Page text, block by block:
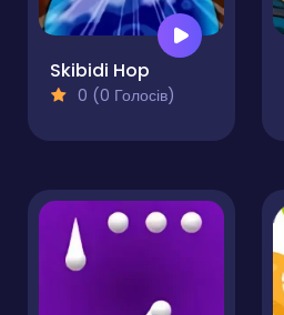
Skibidi Hop
0 (0 Голосів)